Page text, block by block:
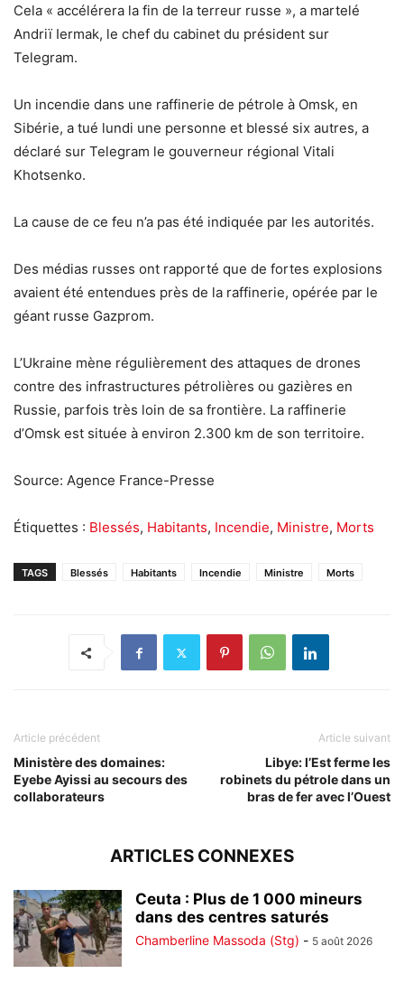
Cela « accélérera la fin de la terreur russe », a martelé
Andriï Iermak, le chef du cabinet du président sur
Telegram.
Un incendie dans une raffinerie de pétrole à Omsk, en
Sibérie, a tué lundi une personne et blessé six autres, a
déclaré sur Telegram le gouverneur régional Vitali
Khotsenko.
La cause de ce feu n’a pas été indiquée par les autorités.
Des médias russes ont rapporté que de fortes explosions
avaient été entendues près de la raffinerie, opérée par le
géant russe Gazprom.
L’Ukraine mène régulièrement des attaques de drones
contre des infrastructures pétrolières ou gazières en
Russie, parfois très loin de sa frontière. La raffinerie
d’Omsk est située à environ 2.300 km de son territoire.
Source: Agence France-Presse
Étiquettes : Blessés, Habitants, Incendie, Ministre, Morts
TAGS Blessés Habitants Incendie Ministre Morts
Article précédent
Ministère des domaines:
Eyebe Ayissi au secours des
collaborateurs
Article suivant
Libye: l’Est ferme les
robinets du pétrole dans un
bras de fer avec l’Ouest
ARTICLES CONNEXES
Ceuta : Plus de 1 000 mineurs
dans des centres saturés
Chamberline Massoda (Stg) - 5 août 2026